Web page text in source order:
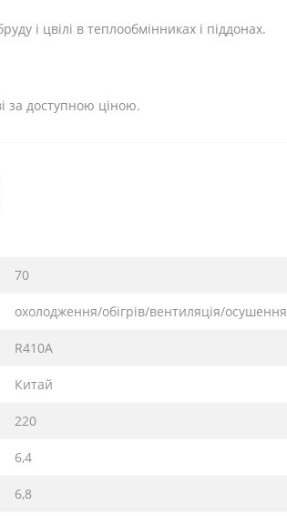
і цвілі в теплообмінниках і піддонах.
за доступною ціною.
70
охолодження/обігрів/вентиляція/осушення
R410А
Китай
220
6,4
6,8